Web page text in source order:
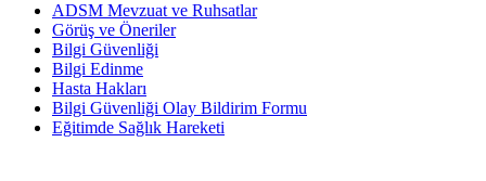
ADSM Mevzuat ve Ruhsatlar
Görüş ve Öneriler
Bilgi Güvenliği
Bilgi Edinme
Hasta Hakları
Bilgi Güvenliği Olay Bildirim Formu
Eğitimde Sağlık Hareketi